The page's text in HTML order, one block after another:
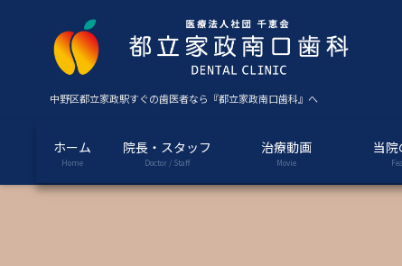
移
中野区都立家政駅すぐの歯医者なら『都立家政南口歯科』へ
ホーム
Home
院長・スタッフ
Doctor / Staff
治療動画
Movie
当